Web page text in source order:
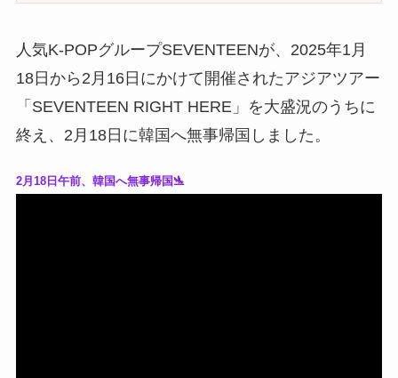
人気K-POPグループSEVENTEENが、2025年1月
18日から2月16日にかけて開催されたアジアツアー
「SEVENTEEN RIGHT HERE」を大盛況のうちに
終え、2月18日に韓国へ無事帰国しました。
2月18日午前、韓国へ無事帰国🛬